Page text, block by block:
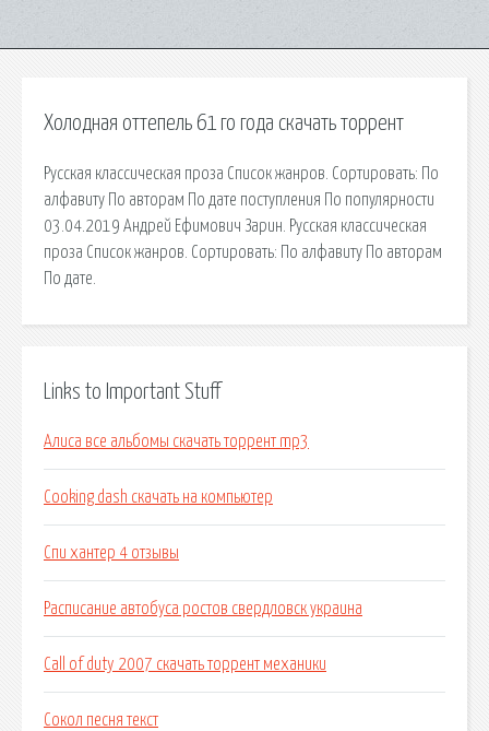
Холодная оттепель 61 го года скачать торрент
Русская классическая проза Список жанров. Сортировать: По
алфавиту По авторам По дате поступления По популярности
03.04.2019 Андрей Ефимович Зарин. Русская классическая
проза Список жанров. Сортировать: По алфавиту По авторам
По дате.
Links to Important Stuff
Алиса все альбомы скачать торрент mp3
Cooking dash скачать на компьютер
Спи хантер 4 отзывы
Расписание автобуса ростов свердловск украина
Call of duty 2007 скачать торрент механики
Сокол песня текст